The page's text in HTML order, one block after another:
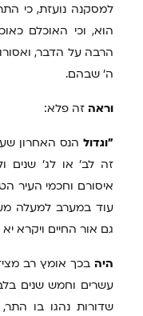
למסקנה נועזת, כי
הוא, וכי האוכלם
הרבה על הדבר,
ה' שבהם.
וראה זה פלא:
"וגדול הנס האחרון
זה לב' או לג' שנים
איסורם וחכמי העיר
עוד במערב למעלה
גם אור החיים ויקרא
היה בכך אומץ רב
עשרים וחמש שנים
שדורות נהגו בו